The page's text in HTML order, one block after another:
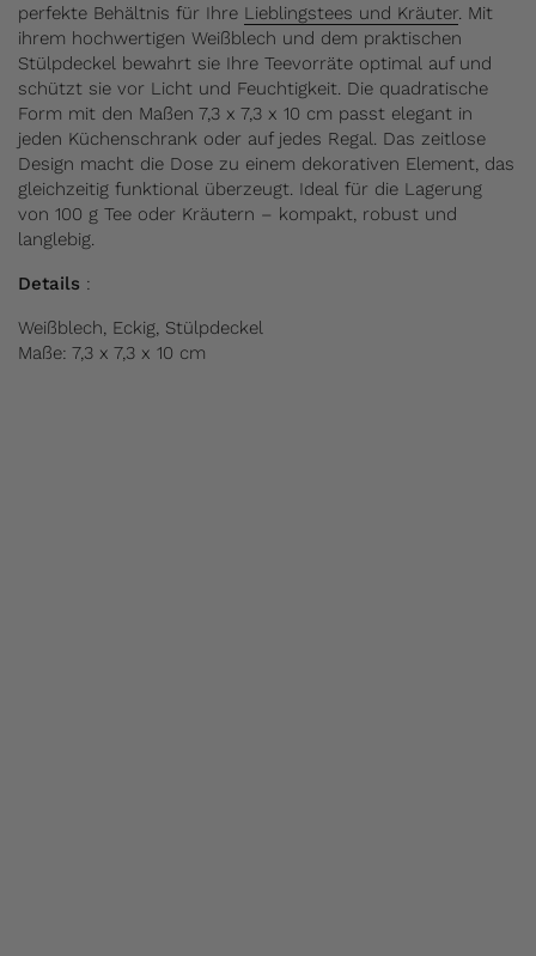
perfekte Behältnis für Ihre Lieblingstees und Kräuter. Mit
ihrem hochwertigen Weißblech und dem praktischen
Stülpdeckel bewahrt sie Ihre Teevorräte optimal auf und
schützt sie vor Licht und Feuchtigkeit. Die quadratische
Form mit den Maßen 7,3 x 7,3 x 10 cm passt elegant in
jeden Küchenschrank oder auf jedes Regal. Das zeitlose
Design macht die Dose zu einem dekorativen Element, das
gleichzeitig funktional überzeugt. Ideal für die Lagerung
von 100 g Tee oder Kräutern – kompakt, robust und
langlebig.
Details :
Weißblech, Eckig, Stülpdeckel
Maße: 7,3 x 7,3 x 10 cm